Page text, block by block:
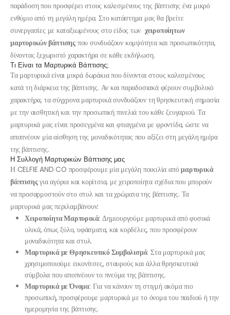
παράδοση που προσφέρει στους καλεσμένους της βάπτισης ένα μικρό
ενθύμιο από τη μεγάλη ημέρα. Στο κατάστημα μας θα βρείτε
συνεργασίες με καταξιωμένους στο είδος των χειροποίητων
μαρτυρικών βάπτισης που συνδυάζουν κομψότητα και προσωπικότητα,
δίνοντας ξεχωριστό χαρακτήρα σε κάθε εκδήλωση.
Τι Είναι τα Μαρτυρικά Βάπτισης;
Τα μαρτυρικά είναι μικρά δωράκια που δίνονται στους καλεσμένους
κατά τη διάρκεια της βάπτισης. Αν και παραδοσιακά φέρουν συμβολικό
χαρακτήρα, τα σύγχρονα μαρτυρικά συνδυάζουν τη θρησκευτική σημασία
με την αισθητική και την προσωπική πινελιά του κάθε ζευγαριού. Τα
μαρτυρικά μας είναι προσεγμένα και φτιαγμένα με φροντίδα, ώστε να
αποπνέουν μία αίσθηση της μοναδικότητας που αξίζει στη μεγάλη ημέρα
της βάπτισης.
Η Συλλογή Μαρτυρικών Βάπτισης μας
Η CELFIE AND CO προσφέρουμε μία μεγάλη ποικιλία απόμαρτυρικά
βάπτισηςγια αγόρια και κορίτσια, με χειροποίητα σχέδια που μπορούν
να προσαρμοστούν στο στυλ και τα χρώματα της βάπτισης. Τα
μαρτυρικά μας περιλαμβάνουν:
Χειροποίητα Μαρτυρικά: Δημιουργούμε μαρτυρικά από φυσικά
υλικά, όπως ξύλο, υφάσματα, και κορδέλες, που προσφέρουν
μοναδικότητα και στυλ.
Μαρτυρικά με Θρησκευτικό Συμβολισμό: Στα μαρτυρικά μας
χρησιμοποιούμε εικονίτσες, σταυρούς και άλλα θρησκευτικά
σύμβολα που αποπνέουν το πνεύμα της βάπτισης.
Μαρτυρικά με Όνομα: Για να κάνουν τη στιγμή ακόμα πιο
προσωπική, προσφέρουμε μαρτυρικά με το όνομα του παιδιού ή την
ημερομηνία της βάπτισης.